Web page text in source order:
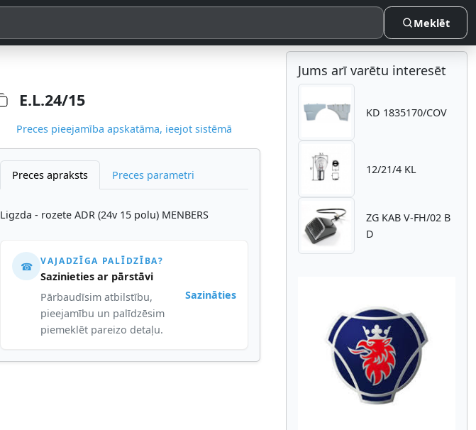
Meklēt
E.L.24/15
Preces pieejamība apskatāma, ieejot sistēmā
Preces apraksts Preces parametri
Ligzda - rozete ADR (24v 15 polu) MENBERS
☎ VAJADZĪGA PALĪDZĪBA?
Sazinieties ar pārstāvi
Pārbaudīsim atbilstību,
pieejamību un palīdzēsim
piemeklēt pareizo detaļu.
Sazināties
Jums arī varētu interesēt
KD 1835170/COV
12/21/4 KL
ZG KAB V-FH/02 B
D
Atpakaļ